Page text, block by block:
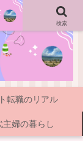
暮らし ー
転職のリアル
主婦の暮らし
検索